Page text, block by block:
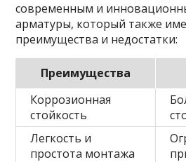
современным и
арматуры, который также
преимущества и недостатки:
Преимущества
Коррозионная
стойкость
Легкость и
простота монтажа